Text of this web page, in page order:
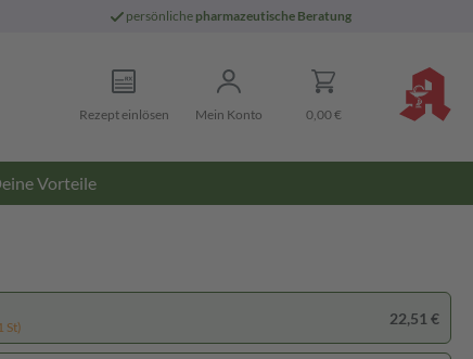
persönliche pharmazeutische Beratung
Rezept einlösen Mein Konto 0,00 €
Vorteile
St)
22,51 €